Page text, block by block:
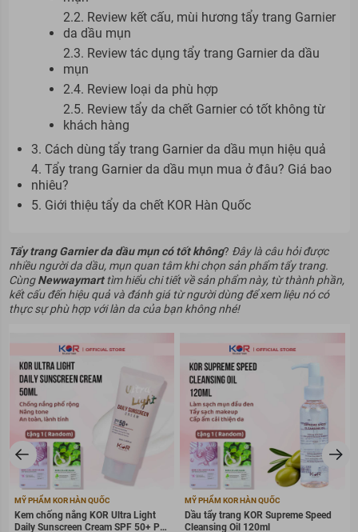
2.2. Review kết cấu, mùi hương tẩy trang Garnier
da dầu mụn
2.3. Review tác dụng tẩy trang Garnier da dầu
mụn
2.4. Review loại da phù hợp
2.5. Review tẩy da chết Garnier có tốt không từ
khách hàng
3. Cách dùng tẩy trang Garnier da dầu mụn hiệu quả
4. Tẩy trang Garnier da dầu mụn mua ở đâu? Giá bao
nhiêu?
5. Giới thiệu tẩy da chết KOR Hàn Quốc
Tẩy trang Garnier da dầu mụn có tốt không? Đây là câu hỏi được
nhiều người da dầu, mụn quan tâm khi chọn sản phẩm tẩy trang.
CùngNewwaymarttìm hiểu chi tiết về sản phẩm này, từ thành phần,
kết cấu đến hiệu quả và đánh giá từ người dùng để xem liệu nó có
thực sự phù hợp với làn da của bạn không nhé!
MỸ PHẨM KOR HÀN QUỐC
Kem chống nắng KOR Ultra Light
Daily Sunscreen Cream SPF 50+ PA
MỸ PHẨM KOR HÀN QUỐC
Dầu tẩy trang KOR Supreme Speed
Cleansing Oil 120ml